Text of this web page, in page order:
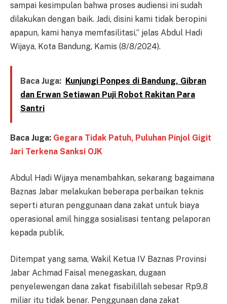
sampai kesimpulan bahwa proses audiensi ini sudah
dilakukan dengan baik. Jadi, disini kami tidak beropini
apapun, kami hanya memfasilitasi,” jelas Abdul Hadi
Wijaya, Kota Bandung, Kamis (8/8/2024).
Baca Juga: Kunjungi Ponpes di Bandung, Gibran
dan Erwan Setiawan Puji Robot Rakitan Para
Santri
Baca Juga: Gegara Tidak Patuh, Puluhan Pinjol Gigit
Jari Terkena Sanksi OJK
Abdul Hadi Wijaya menambahkan, sekarang bagaimana
Baznas Jabar melakukan beberapa perbaikan teknis
seperti aturan penggunaan dana zakat untuk biaya
operasional amil hingga sosialisasi tentang pelaporan
kepada publik.
Ditempat yang sama, Wakil Ketua IV Baznas Provinsi
Jabar Achmad Faisal menegaskan, dugaan
penyelewengan dana zakat fisabilillah sebesar Rp9,8
miliar itu tidak benar. Penggunaan dana zakat